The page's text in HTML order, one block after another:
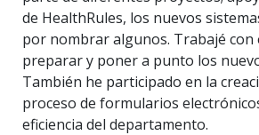
de HealthRules, los nuevos
por nombrar algunos. Trabajé con
preparar y poner a punto los
También he participado en la
proceso de formularios
eficiencia del departamento.